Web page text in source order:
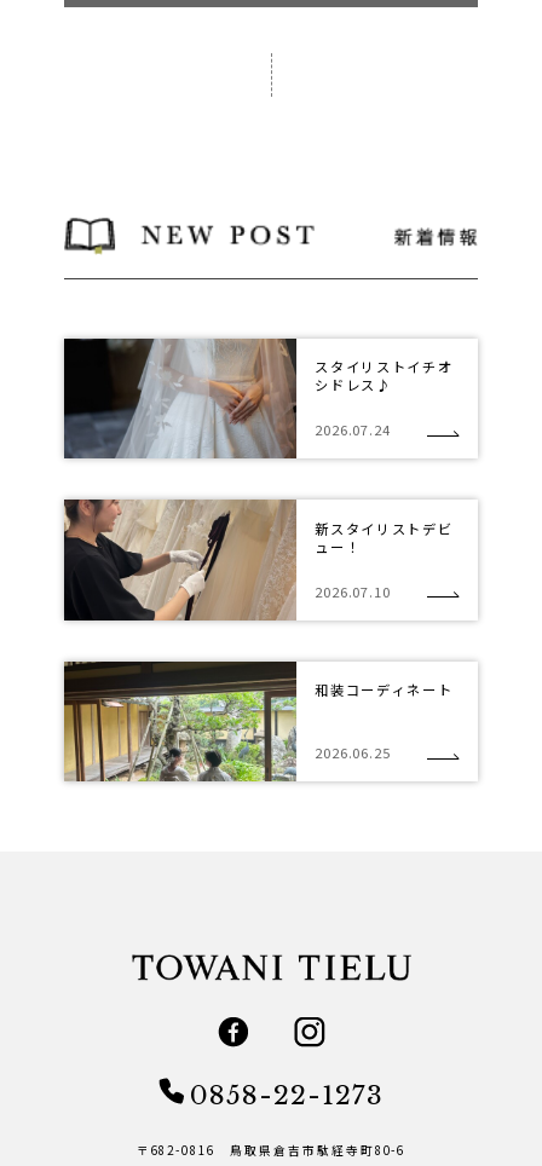
スタイリストイチオ
シドレス♪
2026.07.24
新スタイリストデビ
ュー！
2026.07.10
和装コーディネート
2026.06.25
0858-22-1273
〒682-0816 鳥取県倉吉市駄経寺町80-6